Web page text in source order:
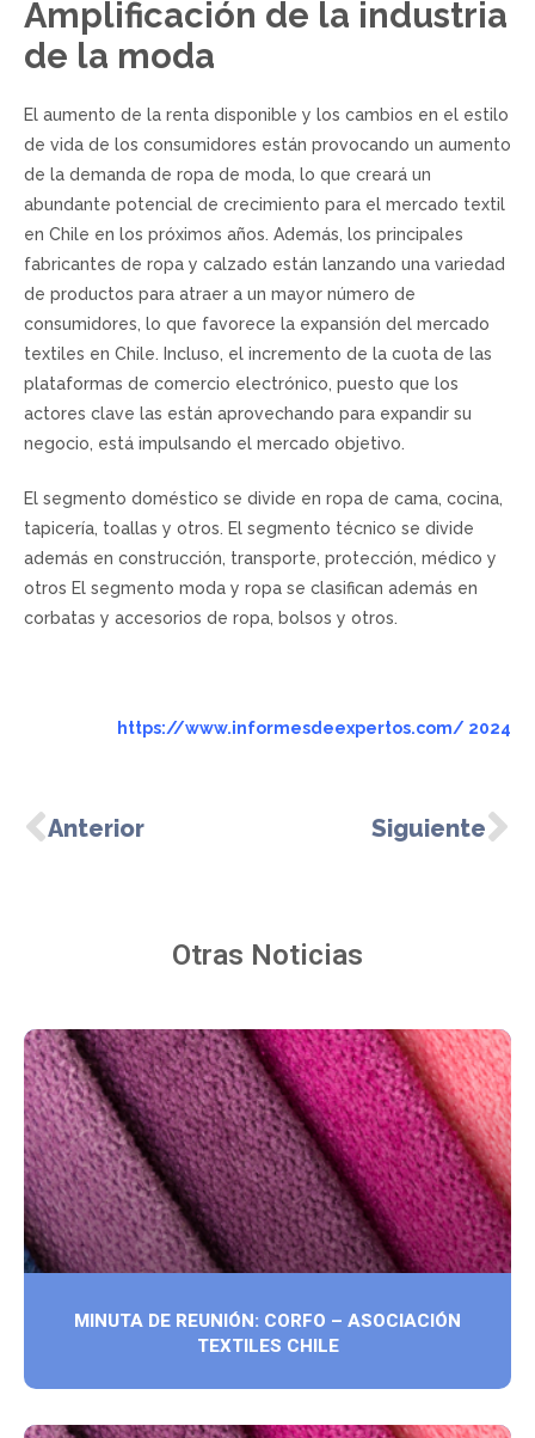
Amplificación de la industria
de la moda
El aumento de la renta disponible y los cambios en el estilo
de vida de los consumidores están provocando un aumento
de la demanda de ropa de moda, lo que creará un
abundante potencial de crecimiento para el mercado textil
en Chile en los próximos años. Además, los principales
fabricantes de ropa y calzado están lanzando una variedad
de productos para atraer a un mayor número de
consumidores, lo que favorece la expansión del mercado
textiles en Chile. Incluso, el incremento de la cuota de las
plataformas de comercio electrónico, puesto que los
actores clave las están aprovechando para expandir su
negocio, está impulsando el mercado objetivo.
El segmento doméstico se divide en ropa de cama, cocina,
tapicería, toallas y otros. El segmento técnico se divide
además en construcción, transporte, protección, médico y
otros El segmento moda y ropa se clasifican además en
corbatas y accesorios de ropa, bolsos y otros.
https://www.informesdeexpertos.com/ 2024
Anterior Siguiente
Otras Noticias
MINUTA DE REUNIÓN: CORFO – ASOCIACIÓN
TEXTILES CHILE